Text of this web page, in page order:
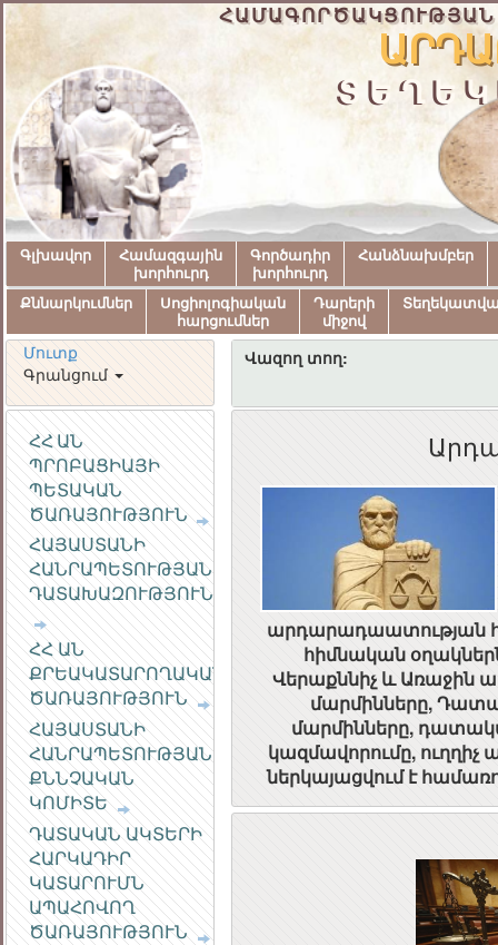
Գլխավոր
Համազգային
խորհուրդ
Գործադիր
խորհուրդ
Հանձնախմբեր
Քննարկումներ
Սոցիոլոգիական
հարցումներ
Դարերի
միջով
Մուտք
Գրանցում
Վազող տող:
ՀՀ ԱՆ
ՊՐՈԲԱՑԻԱՅԻ
ՊԵՏԱԿԱՆ
ԾԱՌԱՅՈՒԹՅՈՒՆ
ՀԱՅԱՍՏԱՆԻ
ՀԱՆՐԱՊԵՏՈՒԹՅԱՆ
ԴԱՏԱԽԱԶՈՒԹՅՈՒՆ
ՀՀ ԱՆ
ՔՐԵԱԿԱՏԱՐՈՂԱԿԱՆ
ԾԱՌԱՅՈՒԹՅՈՒՆ
ՀԱՅԱՍՏԱՆԻ
ՀԱՆՐԱՊԵՏՈՒԹՅԱՆ
ՔՆՆՉԱԿԱՆ
ԿՈՄԻՏԵ
ԴԱՏԱԿԱՆ ԱԿՏԵՐԻ
ՀԱՐԿԱԴԻՐ
ԿԱՏԱՐՈՒՄՆ
ԱՊԱՀՈՎՈՂ
ԾԱՌԱՅՈՒԹՅՈՒՆ
արդարադաատության
հիմնական
Վերաքննիչ և Առաջին
մարմինները,
մարմինները,
կազմավորումը,
ներկայացվում է
ՀԱՅԱՍՏԱՆԻ
ՀԱՆՐԱՅԻՆ
ԽՈՐՀՈՒՐԴ